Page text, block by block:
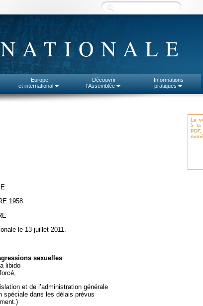
Europe
et international
Découvrir
l'Assemblée
Informations
pratiques
La
à la
1958
le 13 juillet 2011.
sexuelles
libido
et de l’administration générale
spéciale dans les délais prévus